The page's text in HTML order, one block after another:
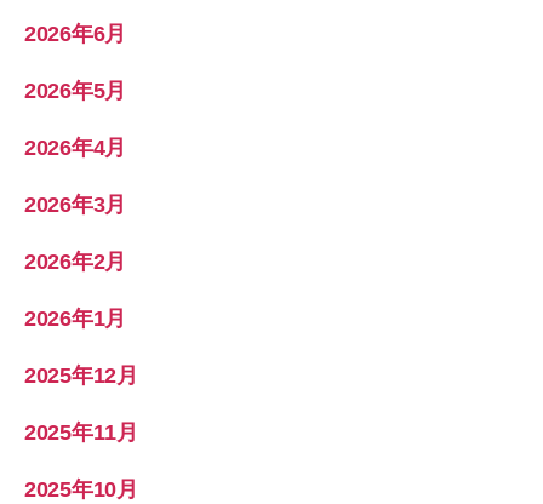
2026年6月
2026年5月
2026年4月
2026年3月
2026年2月
2026年1月
2025年12月
2025年11月
2025年10月